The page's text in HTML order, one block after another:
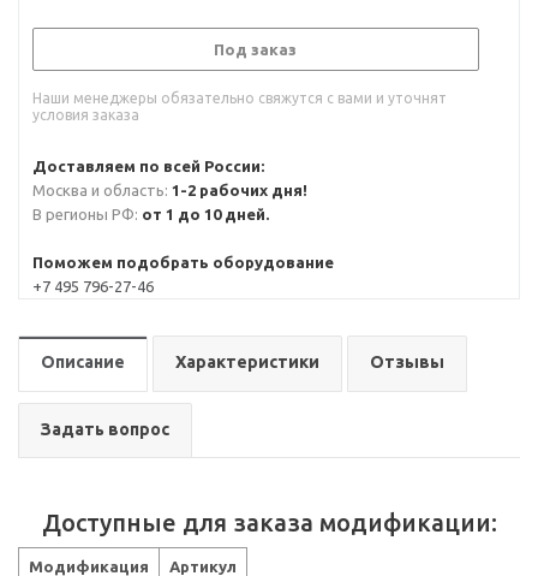
Под заказ
Наши менеджеры обязательно свяжутся с вами и уточнят
условия заказа
Доставляем по всей России:
Москва и область: 1-2 рабочих дня!
В регионы РФ: от 1 до 10 дней.
Поможем подобрать оборудование
+7 495 796-27-46
Описание Характеристики Отзывы
Задать вопрос
Доступные для заказа модификации:
Модификация Артикул